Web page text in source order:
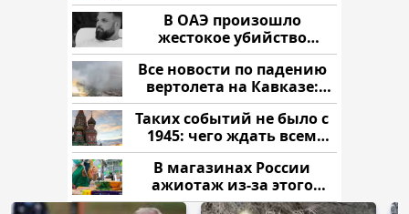
В ОАЭ произошло
жестокое убийство
криптомиллионера
Все новости по падению
вертолета на Кавказе:
читать здесь
Таких событий не было с
1945: чего ждать всем
нам?
В магазинах России
ажиотаж из-за этого
продукта: что купить?